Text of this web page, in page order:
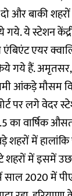
और बाकी
ये स्टेशन
एयर
गये हैं.
आंकड़े मौसम
पर लगे वेदर
का वार्षिक
में
में इसमें
साल 2020 में